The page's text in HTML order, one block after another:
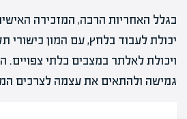
בגלל האחריות הרבה, המזכירה
יכולת לעבוד בלחץ, עם המון כישורי
ויכולת לאלתר במצבים בלתי צפויים.
גמישה ולהתאים את עצמה לצרכים